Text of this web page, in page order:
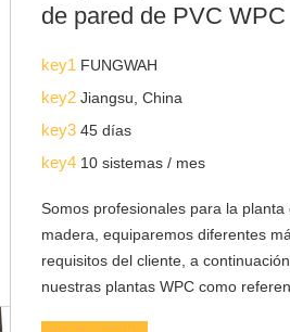
de pared de PVC WPC
key1 FUNGWAH
key2Jiangsu, China
key345 días
key4 10 sistemas / mes
Somos profesionales para la
madera, equiparemos diferentes
requisitos del cliente, a
nuestras plantas WPC como